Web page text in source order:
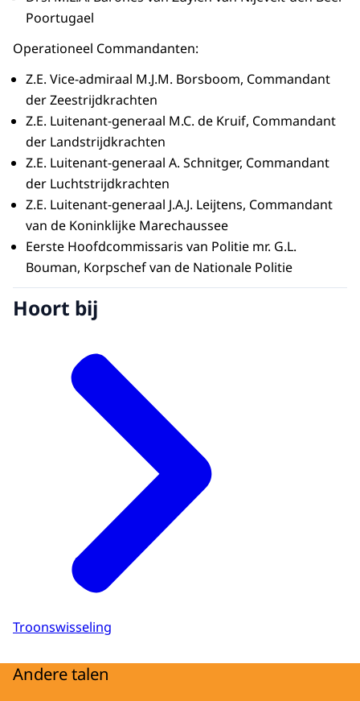
Poortugael
Operationeel Commandanten:
Z.E. Vice-admiraal M.J.M. Borsboom, Commandant
der Zeestrijdkrachten
Z.E. Luitenant-generaal M.C. de Kruif, Commandant
der Landstrijdkrachten
Z.E. Luitenant-generaal A. Schnitger, Commandant
der Luchtstrijdkrachten
Z.E. Luitenant-generaal J.A.J. Leijtens, Commandant
van de Koninklijke Marechaussee
Eerste Hoofdcommissaris van Politie mr. G.L.
Bouman, Korpschef van de Nationale Politie
Hoort bij
Troonswisseling
Andere talen